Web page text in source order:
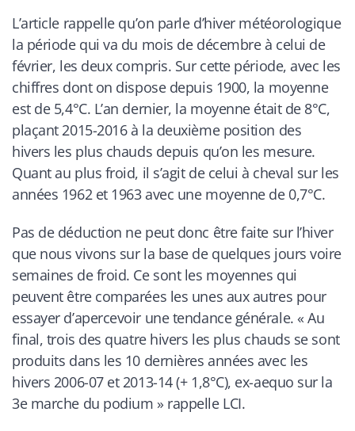
L’article rappelle qu’on parle d’hiver météorologique
la période qui va du mois de décembre à celui de
février, les deux compris. Sur cette période, avec les
chiffres dont on dispose depuis 1900, la moyenne
est de 5,4°C. L’an dernier, la moyenne était de 8°C,
plaçant 2015-2016 à la deuxième position des
hivers les plus chauds depuis qu’on les mesure.
Quant au plus froid, il s’agit de celui à cheval sur les
années 1962 et 1963 avec une moyenne de 0,7°C.
Pas de déduction ne peut donc être faite sur l’hiver
que nous vivons sur la base de quelques jours voire
semaines de froid. Ce sont les moyennes qui
peuvent être comparées les unes aux autres pour
essayer d’apercevoir une tendance générale. «Au
final, trois des quatre hivers les plus chauds se sont
produits dans les 10 dernières années avec les
hivers 2006-07 et 2013-14 (+ 1,8°C), ex-aequo sur la
3e marche du podium » rappelle LCI.